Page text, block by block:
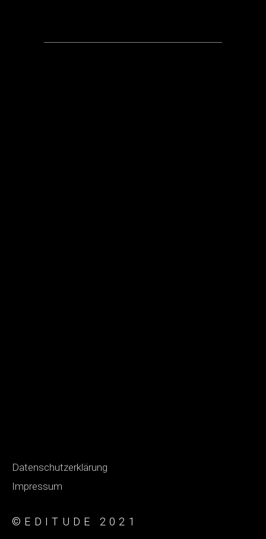
Datenschutzerklärung
Impressum
©EDITUDE 2021